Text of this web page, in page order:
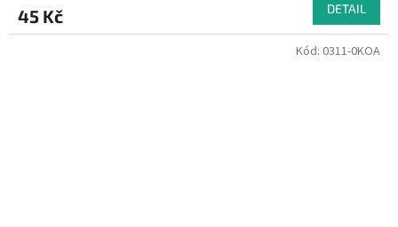
45 Kč DETAIL
Kód: 0311-0KOA